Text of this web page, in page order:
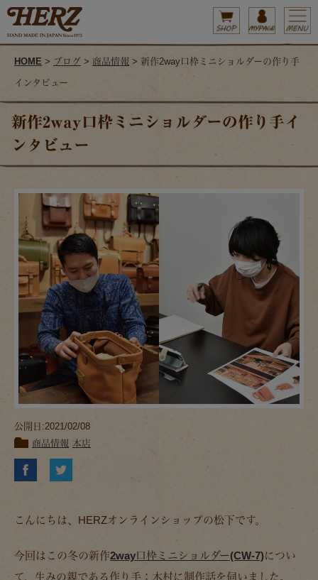
HOME > ブログ > 商品情報 > 新作2way口枠ミニショルダーの作り手
インタビュー
新作2way口枠ミニショルダーの作り手イ
ンタビュー
公開日:2021/02/08
商品情報 本店
こんにちは、HERZオンラインショップの松下です。
今回はこの冬の新作2way口枠ミニショルダー(CW-7)につい
て、生みの親である作り手：木村に制作話を伺いました。